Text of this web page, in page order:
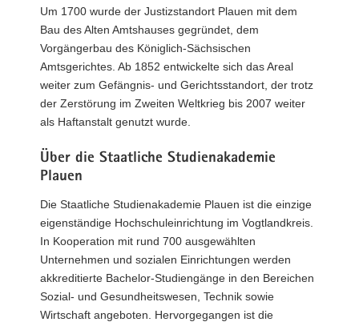
Um 1700 wurde der Justizstandort Plauen mit dem
Bau des Alten Amtshauses gegründet, dem
Vorgängerbau des Königlich-Sächsischen
Amtsgerichtes. Ab 1852 entwickelte sich das Areal
weiter zum Gefängnis- und Gerichtsstandort, der trotz
der Zerstörung im Zweiten Weltkrieg bis 2007 weiter
als Haftanstalt genutzt wurde.
Über die Staatliche Studienakademie
Plauen
Die Staatliche Studienakademie Plauen ist die einzige
eigenständige Hochschuleinrichtung im Vogtlandkreis.
In Kooperation mit rund 700 ausgewählten
Unternehmen und sozialen Einrichtungen werden
akkreditierte Bachelor-Studiengänge in den Bereichen
Sozial- und Gesundheitswesen, Technik sowie
Wirtschaft angeboten. Hervorgegangen ist die